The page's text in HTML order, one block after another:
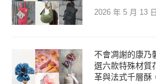
2026 年 5 月 13 日
不會凋謝的康乃
選六款特殊材質
革與法式千層酥